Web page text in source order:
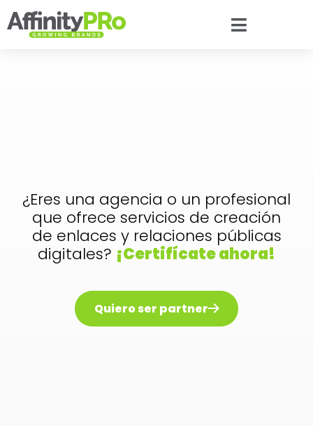
¿Eres una agencia o un profesional
que ofrece servicios de creación
de enlaces y relaciones públicas
digitales? ¡Certifícate ahora!
Quiero ser partner